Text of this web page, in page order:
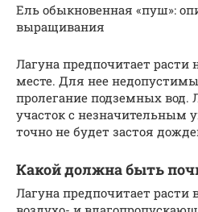
Ель обыкновенная «пуш»:
выращивания
Лагуна предпочитает
месте. Для нее
пролегание подземных вод.
участок с незначительным
точно не будет застоя
Какой должна быть
Лагуна предпочитает расти